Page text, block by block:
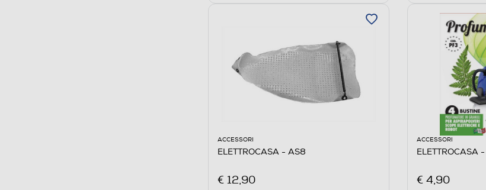
ACCESSORI
ELETTROCASA - AS8
€ 12,90
ACCESSORI
ELETTROCASA
€ 4,90